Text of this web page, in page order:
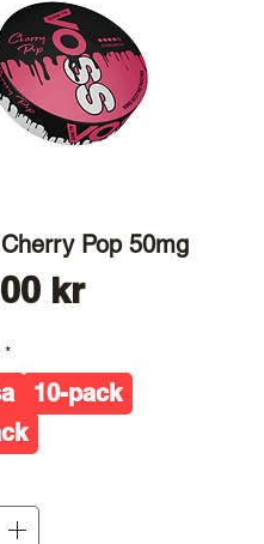
Pop 50mg
krPris
*
10-pack